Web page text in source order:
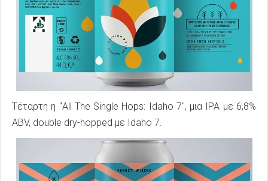
Τέταρτη η "All The Single Hops: Idaho 7", μια IPA με 6,8%
ABV, double dry-hopped με Idaho 7.